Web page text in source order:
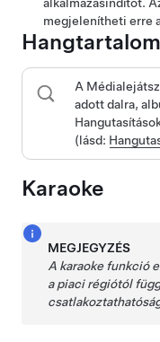
megjelenítheti erre
A
adott dalra,
(lásd:
Karaoke
MEGJEGYZÉS
A karaoke funkció
a piaci régiótól